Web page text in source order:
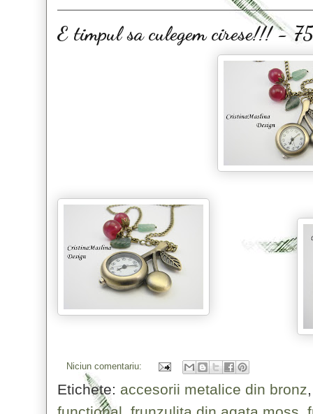
E timpul sa culegem cirese!!! -
Niciun comentariu:
Etichete: accesorii metalice din bronz